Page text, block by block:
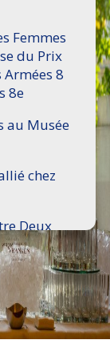
Femmes
du Prix
8
8e
au Musée
chez
Deux
de
Saint-